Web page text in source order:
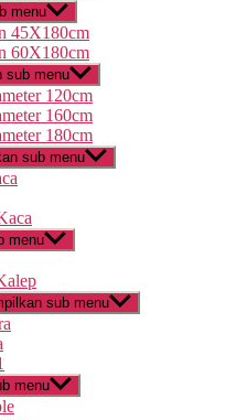
menu
45X180cm
60X180cm
sub menu
120cm
160cm
180cm
sub menu
menu
sub menu
menu